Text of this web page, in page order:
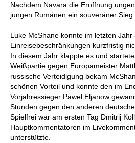
Nachdem Navara die Eröffnung
jungen Rumänen ein souveräner Sieg.
Luke McShane konnte im letzten Jahr
Einreisebeschränkungen kurzfristig
In diesem Jahr klappte es und
Weißpartie gegen Europameister
russische Verteidigung bekam
schönen Vorteil und konnte den im
Vorjahressieger Pawel Eljanow
Stunden gegen den anderen
Spielfrei war am ersten Tag Dmitrij
Hauptkommentatoren im
unterstützte.